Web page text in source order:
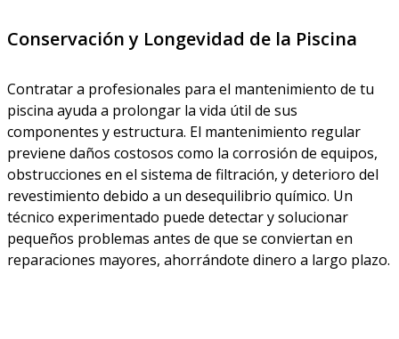
Conservación y Longevidad de la Piscina
Contratar a profesionales para el mantenimiento de tu
piscina ayuda a prolongar la vida útil de sus
componentes y estructura. El mantenimiento regular
previene daños costosos como la corrosión de equipos,
obstrucciones en el sistema de filtración, y deterioro del
revestimiento debido a un desequilibrio químico. Un
técnico experimentado puede detectar y solucionar
pequeños problemas antes de que se conviertan en
reparaciones mayores, ahorrándote dinero a largo plazo.